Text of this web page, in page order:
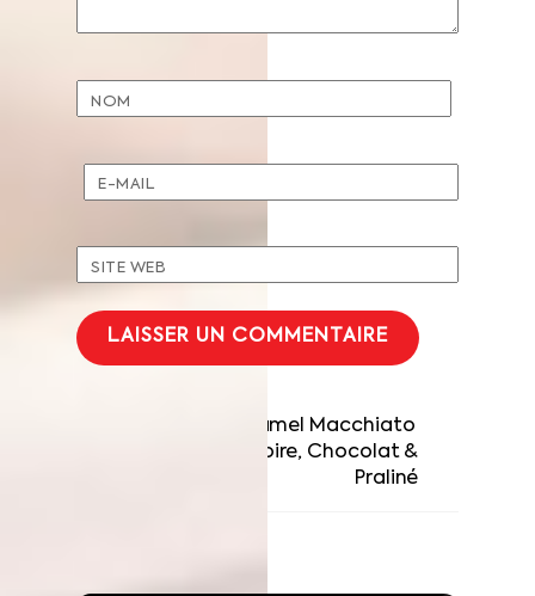
NOM
E-MAIL
SITE WEB
Entremets Caramel Macchiato
Cookie géant Poire, Chocolat &
Praliné